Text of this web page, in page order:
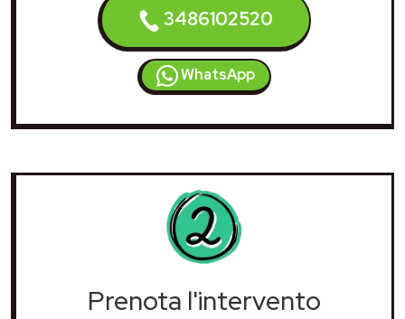
3486102520
WhatsApp
Prenota l'intervento